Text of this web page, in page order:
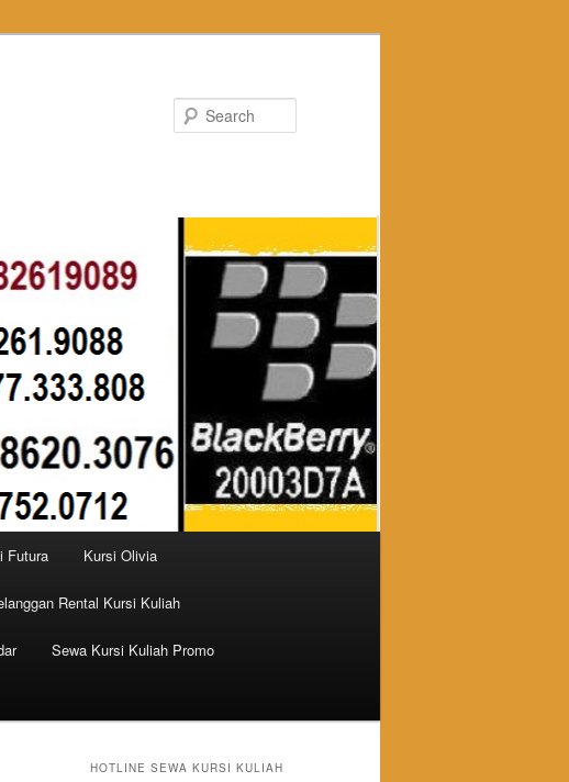
Futura Kursi Olivia
Rental Kursi Kuliah
Sewa Kursi Kuliah Promo
HOTLINE SEWA KURSI KULIAH